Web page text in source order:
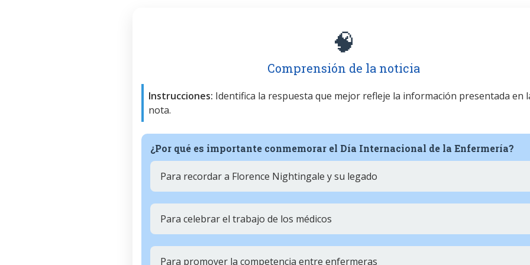
🧠
Comprensión de la noticia
Instrucciones: Identifica la respuesta que mejor refleje la información presentada en
nota.
¿Por qué es importante conmemorar el Día Internacional de la Enfermería?
Para recordar a Florence Nightingale y su legado
Para celebrar el trabajo de los médicos
Para promover la competencia entre enfermeras